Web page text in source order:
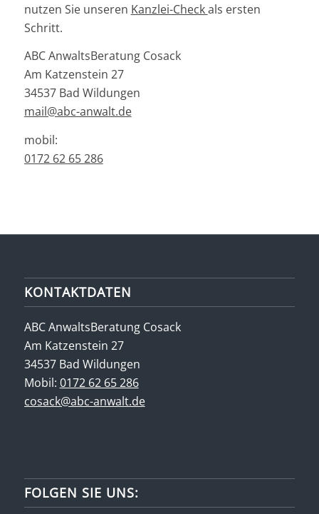
nutzen Sie unseren Kanzlei-Checkals ersten
Schritt.
ABC AnwaltsBeratung Cosack
Am Katzenstein 27
34537 Bad Wildungen
mail@abc-anwalt.de
mobil:
0172 62 65 286
KONTAKTDATEN
ABC AnwaltsBeratung Cosack
Am Katzenstein 27
34537 Bad Wildungen
Mobil: 0172 62 65 286
cosack@abc-anwalt.de
FOLGEN SIE UNS: